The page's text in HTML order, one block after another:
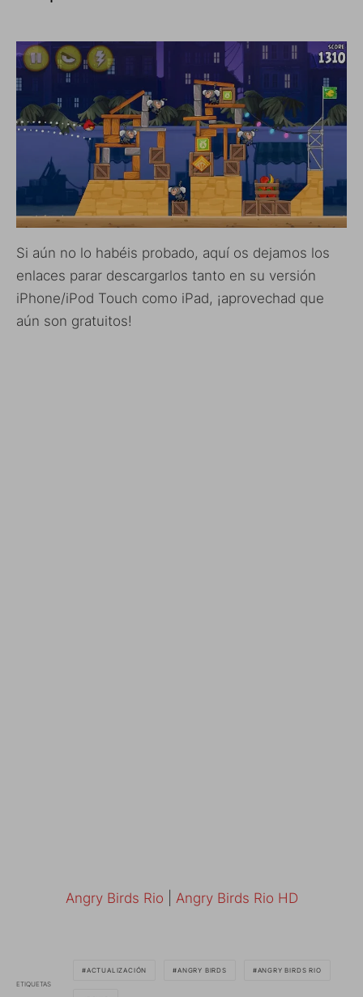
Si aún no lo habéis probado, aquí os dejamos los
enlaces parar descargarlos tanto en su versión
iPhone/iPod Touch como iPad, ¡aprovechad que
aún son gratuitos!
Angry Birds Rio Angry Birds Rio HD
ETIQUETAS
ACTUALIZACIÓN ANGRY BIRDS ANGRY BIRDS RIO